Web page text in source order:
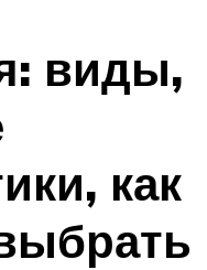
виды,
как